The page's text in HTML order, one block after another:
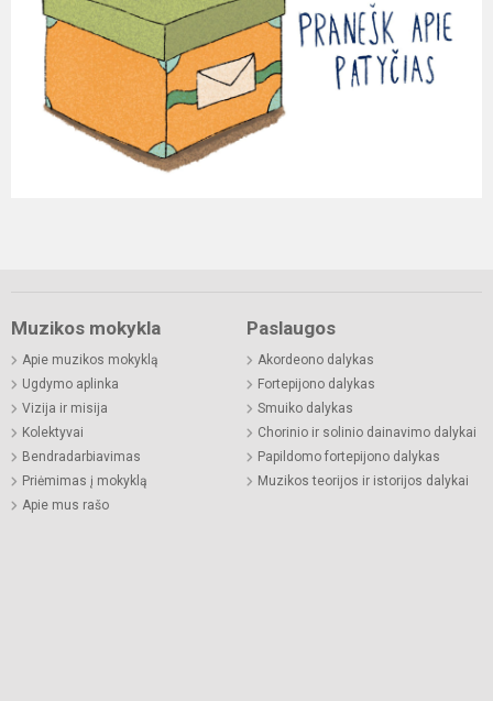
Muzikos mokykla
Apie muzikos mokyklą
Ugdymo aplinka
Vizija ir misija
Kolektyvai
Bendradarbiavimas
Priėmimas į mokyklą
Apie mus rašo
Paslaugos
Akordeono dalykas
Fortepijono dalykas
Smuiko dalykas
Chorinio ir solinio dainavimo dalykai
Papildomo fortepijono dalykas
Muzikos teorijos ir istorijos dalykai